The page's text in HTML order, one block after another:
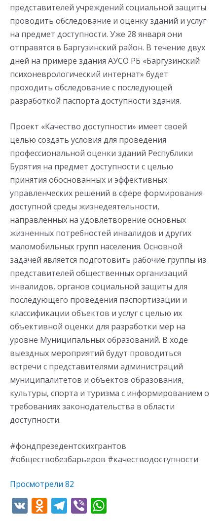
представителей учреждений социальной защиты
проводить обследование и оценку зданий и услуг
на предмет доступности. Уже 28 января они
отправятся в Баргузинский район. В течение двух
дней на примере здания АУСО РБ «Баргузинский
психоневрологический интернат» будет
проходить обследование с последующей
разработкой паспорта доступности здания.
Проект «Качество доступности» имеет своей
целью создать условия для проведения
профессиональной оценки зданий Республики
Бурятия на предмет доступности с целью
принятия обоснованных и эффективных
управленческих решений в сфере формирования
доступной среды жизнедеятельности,
направленных на удовлетворение основных
жизненных потребностей инвалидов и других
маломобильных групп населения. Основной
задачей является подготовить рабочие группы из
представителей общественных организаций
инвалидов, органов социальной защиты для
последующего проведения паспортизации и
классификации объектов и услуг с целью их
объективной оценки для разработки мер на
уровне Муниципальных образований. В ходе
выездных мероприятий будут проводиться
встречи с представителями администраций
муниципалитетов и объектов образования,
культуры, спорта и туризма с информированием о
требованиях законодательства в области
доступности.
#фондпрезедентскихгрантов
#обществобезбарьеров #качестводоступности
Просмотрели 82
V O T Vi